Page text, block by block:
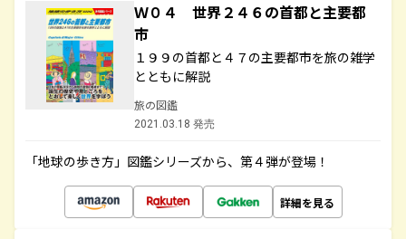
Ｗ０４ 世界２４６の首都と主要都
市
１９９の首都と４７の主要都市を旅の雑学
とともに解説
旅の図鑑
2021.03.18 発売
「地球の歩き方」図鑑シリーズから、第４弾が登場！
詳細を見る